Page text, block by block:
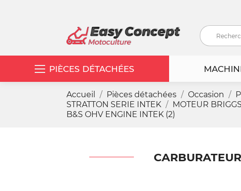
PIÈCES DÉTACHÉES
Accueil Pièces détachées Occasion
STRATTON SERIE INTEK
MOTEUR
B&S OHV ENGINE INTEK (2)